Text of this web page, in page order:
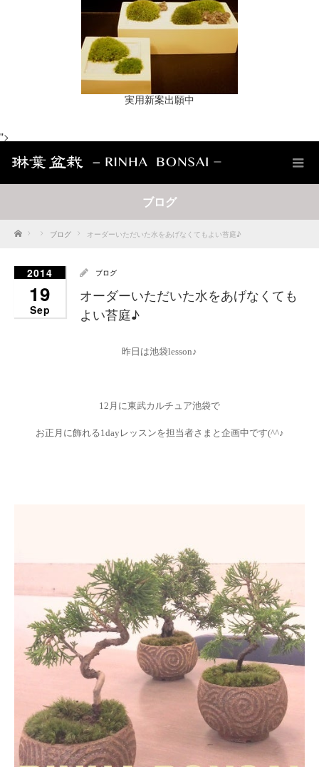
実用新案出願中
">
ブログ
Home ブログ オーダーいただいた水をあげなくてもよい苔庭♪
2014
19
Sep
ブログ
オーダーいただいた水をあげなくても
よい苔庭♪
昨日は池袋lesson♪
12月に東武カルチュア池袋で
お正月に飾れる1dayレッスンを担当者さまと企画中です(^^♪